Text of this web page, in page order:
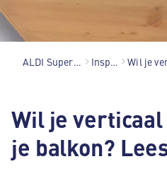
ALDI Supermarkten Inspiratie
Wil je
je balkon?